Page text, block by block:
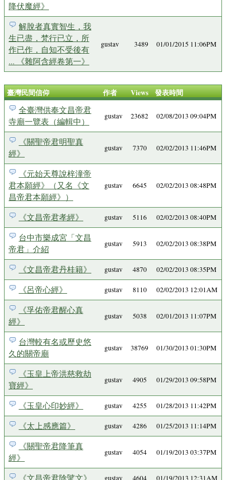
降伏魔經》
解脫者真實智生，我
生已盡，梵行已立，所
作已作，自知不受後有
... 《雜阿含經卷第一》
gustav 3489 01/01/2015 11:06PM
臺灣民間信仰 作者 Views 發表時間
全臺灣供奉文昌帝君
寺廟一覽表（編輯中）
gustav 23682 02/08/2013 09:04PM
《關聖帝君明聖真
經》
gustav 7370 02/02/2013 11:46PM
《元始天尊說梓潼帝
君本願經》（又名《文
昌帝君本願經》）
gustav 6645 02/02/2013 08:48PM
《文昌帝君孝經》 gustav 5116 02/02/2013 08:40PM
台中市樂成宮「文昌
帝君」介紹
gustav 5913 02/02/2013 08:38PM
《文昌帝君丹桂籍》 gustav 4870 02/02/2013 08:35PM
《呂帝心經》 gustav 8110 02/02/2013 12:01AM
《孚佑帝君醒心真
經》
gustav 5038 02/01/2013 11:07PM
台灣較有名或歷史悠
久的關帝廟
gustav 38769 01/30/2013 01:30PM
《玉皇上帝洪慈救劫
寶經》
gustav 4905 01/29/2013 09:58PM
《玉皇心印妙經》 gustav 4255 01/28/2013 11:42PM
《太上感應篇》 gustav 4286 01/25/2013 11:14PM
《關聖帝君降筆真
經》
gustav 4054 01/19/2013 03:37PM
《文昌帝君陰騭文》 gustav 4604 01/19/2013 12:31AM